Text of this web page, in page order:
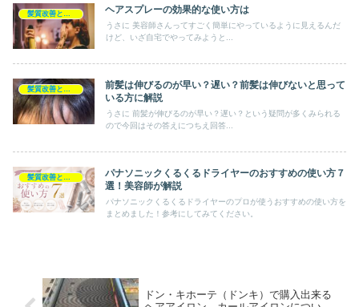
髪質改善とヘアの疑問 ヘアスプレーの効果的な使い方は
うさに 美容師さんってすごく簡単にやっているように見えるんだ
けど、いざ自宅でやってみようと...
髪質改善とヘアの疑問
前髪は伸びるのが早い？遅い？前髪は伸びないと思って
いる方に解説
うさに 前髪が伸びるのが早い？遅い？という疑問が多くみられる
ので今回はその答えにつちえ回答...
髪質改善とヘアの疑問
パナソニックくるくるドライヤーのおすすめの使い方７
選！美容師が解説
パナソニックくるくるドライヤーのプロが使うおすすめの使い方を
まとめました！参考にしてみてください。
ドン・キホーテ（ドンキ）で購入出来る